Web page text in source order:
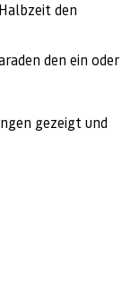
den
den ein oder
gezeigt und